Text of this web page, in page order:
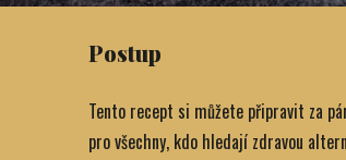
Postup
Tento recept si můžete připravit za
pro všechny, kdo hledají zdravou